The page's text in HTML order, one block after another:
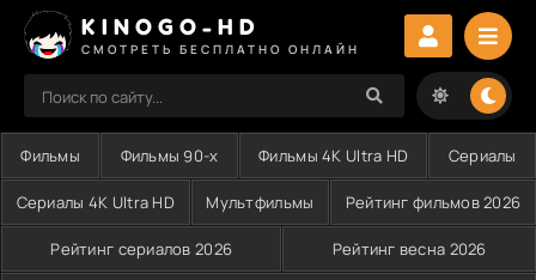
KINOGO-HD
СМОТРЕТЬ БЕСПЛАТНО ОНЛАЙН
Фильмы Фильмы 90-х Фильмы 4K Ultra HD Сериалы
Сериалы 4K Ultra HD Мультфильмы Рейтинг фильмов 2026
Рейтинг сериалов 2026 Рейтинг весна 2026